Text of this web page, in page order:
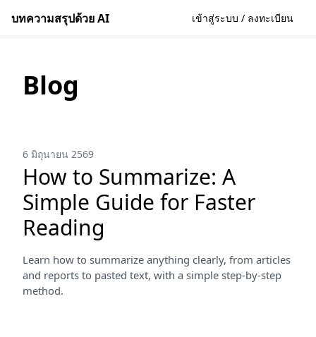
บทความสรุปด้วย AI เข้าสู่ระบบ / ลงทะเบียน
Blog
6 มิถุนายน 2569
How to Summarize: A
Simple Guide for Faster
Reading
Learn how to summarize anything clearly, from articles
and reports to pasted text, with a simple step-by-step
method.